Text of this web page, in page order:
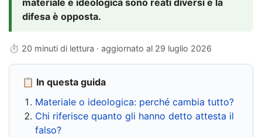
difesa è opposta.
⏱ 20 minuti di lettura · aggiornato al 29 luglio 2026
📋 In questa guida
Materiale o ideologica: perché cambia tutto?
Chi riferisce quanto gli hanno detto attesta il
falso?